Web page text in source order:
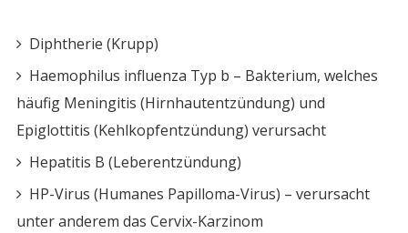
Diphtherie (Krupp)
Haemophilus influenza Typ b – Bakterium, welches
häufig Meningitis (Hirnhautentzündung) und
Epiglottitis (Kehlkopfentzündung) verursacht
Hepatitis B (Leberentzündung)
HP-Virus (Humanes Papilloma-Virus) – verursacht
unter anderem das Cervix-Karzinom